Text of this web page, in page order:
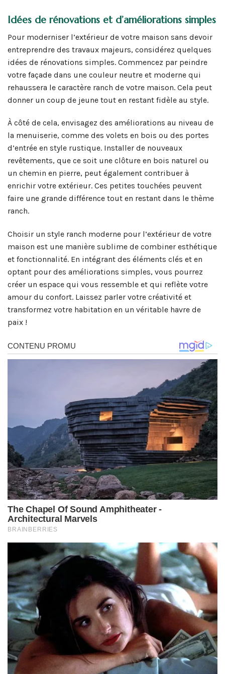
Idées de rénovations et d’améliorations simples
Pour moderniser l’extérieur de votre maison sans devoir
entreprendre des travaux majeurs, considérez quelques
idées de rénovations simples. Commencez par peindre
votre façade dans une couleur neutre et moderne qui
rehaussera le caractère ranch de votre maison. Cela peut
donner un coup de jeune tout en restant fidèle au style.
À côté de cela, envisagez des améliorations au niveau de
la menuiserie, comme des volets en bois ou des portes
d’entrée en style rustique. Installer de nouveaux
revêtements, que ce soit une clôture en bois naturel ou
un chemin en pierre, peut également contribuer à
enrichir votre extérieur. Ces petites touchées peuvent
faire une grande différence tout en restant dans le thème
ranch.
Choisir un style ranch moderne pour l’extérieur de votre
maison est une manière sublime de combiner esthétique
et fonctionnalité. En intégrant des éléments clés et en
optant pour des améliorations simples, vous pourrez
créer un espace qui vous ressemble et qui reflète votre
amour du confort. Laissez parler votre créativité et
transformez votre habitation en un véritable havre de
paix !